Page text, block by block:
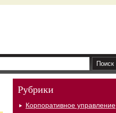
Рубрики
Корпоративное управление